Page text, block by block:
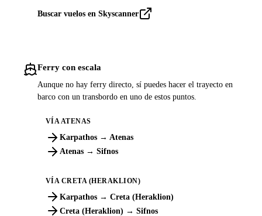
Buscar vuelos en Skyscanner
Ferry con escala
Aunque no hay ferry directo, sí puedes hacer el trayecto en
barco con un transbordo en uno de estos puntos.
VÍA ATENAS
Karpathos → Atenas
Atenas → Sifnos
VÍA CRETA (HERAKLION)
Karpathos → Creta (Heraklion)
Creta (Heraklion) → Sifnos